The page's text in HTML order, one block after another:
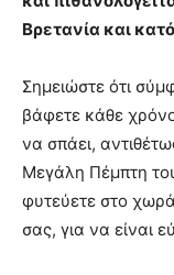
Βρετανία και
Σημειώστε ότι
βάφετε κάθε
να σπάει,
Μεγάλη Πέμπτη
φυτεύετε στο
σας, για να είναι